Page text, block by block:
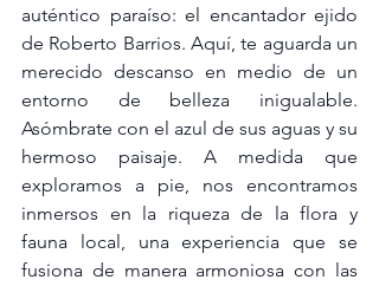
auténtico paraíso: el encantador ejido
de Roberto Barrios. Aquí, te aguarda un
merecido descanso en medio de un
entorno de belleza inigualable.
Asómbrate con el azul de sus aguas y su
hermoso paisaje. A medida que
exploramos a pie, nos encontramos
inmersos en la riqueza de la flora y
fauna local, una experiencia que se
fusiona de manera armoniosa con las